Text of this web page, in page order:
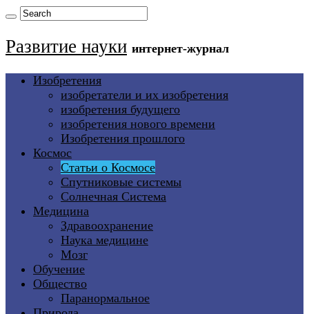
Развитие науки интернет-журнал
Изобретения
изобретатели и их изобретения
изобретения будущего
изобретения нового времени
Изобретения прошлого
Космос
Статьи о Космосе
Спутниковые системы
Солнечная Система
Медицина
Здравоохранение
Наука медицине
Мозг
Обучение
Общество
Паранормальное